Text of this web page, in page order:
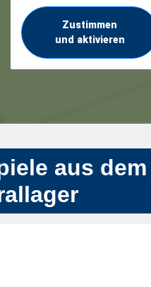
Zustimmen
und aktivieren
aus dem